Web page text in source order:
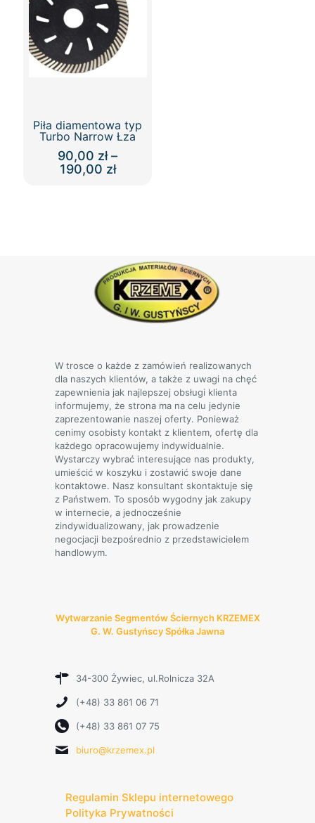
Opcje
można
wybrać
na
stronie
produktu
Piła diamentowa typ
Turbo Narrow Łza
90,00 zł –
190,00 złZakres
można
wybrać
na
stronie
produktu
W trosce o każde z zamówień realizowanych
dla naszych klientów, a także z uwagi na chęć
zapewnienia jak najlepszej obsługi klienta
informujemy, że strona ma na celu jedynie
zaprezentowanie naszej oferty. Ponieważ
cenimy osobisty kontakt z klientem, ofertę dla
każdego opracowujemy indywidualnie.
Wystarczy wybrać interesujące nas produkty,
umieścić w koszyku i zostawić swoje dane
kontaktowe. Nasz konsultant skontaktuje się
z Państwem. To sposób wygodny jak zakupy
w internecie, a jednocześnie
zindywidualizowany, jak prowadzenie
negocjacji bezpośrednio z przedstawicielem
handlowym.
Wytwarzanie Segmentów Ściernych KRZEMEX
G. W. Gustyńscy Spółka Jawna
34-300 Żywiec, ul.Rolnicza 32A
(+48) 33 861 06 71
(+48) 33 861 07 75
biuro@krzemex.pl
Regulamin Sklepu internetowego
Polityka Prywatności